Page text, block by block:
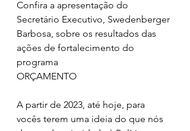
Confira a apresentação do
Secretário Executivo, Swedenberger
Barbosa, sobre os resultados das
ações de fortalecimento do
programa
ORÇAMENTO
A partir de 2023, até hoje, para
vocês terem uma ideia do que nós